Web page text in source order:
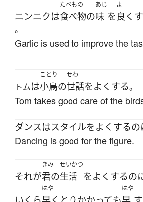
ニンニクは
たべもの
食べ物の
あじ
味 を
よ
良く
。
Garlic is used to improve the
トムは
ことり
小鳥の
せわ
世話をよくする。
Tom takes good care of the
ダンスはスタイルをよくするの
Dancing is good for the figure.
それが
きみ
君の
せいかつ
生活 をよくするの
いくら
はや
早く とりかかっても
はや
早